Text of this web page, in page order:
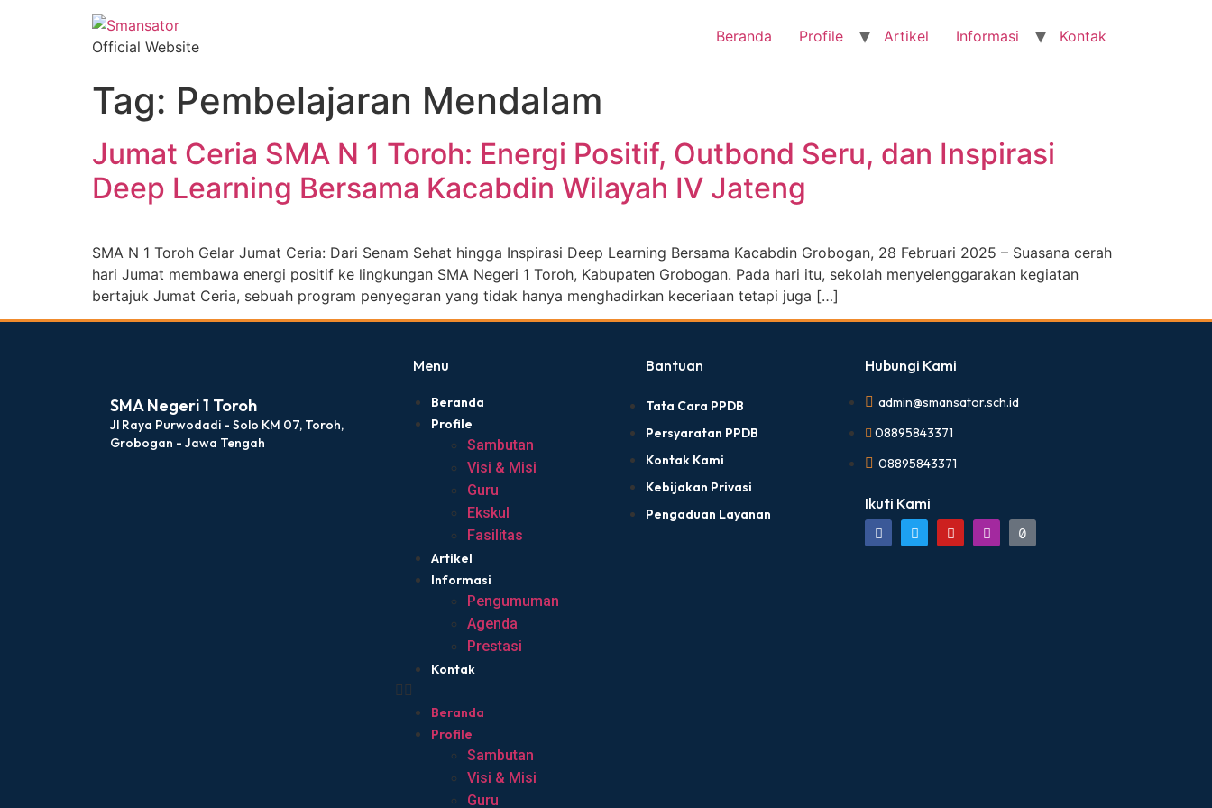
Official Website
Beranda Profile Artikel Informasi Kontak
Tag: Pembelajaran Mendalam
Jumat Ceria SMA N 1 Toroh: Energi Positif, Outbond Seru, dan Inspirasi
Deep Learning Bersama Kacabdin Wilayah IV Jateng
SMA N 1 Toroh Gelar Jumat Ceria: Dari Senam Sehat hingga Inspirasi Deep Learning Bersama Kacabdin Grobogan, 28 Februari 2025 – Suasana cerah
hari Jumat membawa energi positif ke lingkungan SMA Negeri 1 Toroh, Kabupaten Grobogan. Pada hari itu, sekolah menyelenggarakan kegiatan
bertajuk Jumat Ceria, sebuah program penyegaran yang tidak hanya menghadirkan keceriaan tetapi juga […]
SMA Negeri 1 Toroh
Jl Raya Purwodadi - Solo KM 07, Toroh,
Grobogan - Jawa Tengah
Menu
Beranda
Profile
Sambutan
Visi & Misi
Guru
Ekskul
Fasilitas
Artikel
Informasi
Pengumuman
Agenda
Prestasi
Kontak
Beranda
Profile
Sambutan
Visi & Misi
Guru
Bantuan
Tata Cara PPDB
Persyaratan PPDB
Kontak Kami
Kebijakan Privasi
Pengaduan Layanan
Hubungi Kami
admin@smansator.sch.id
08895843371
08895843371
Ikuti Kami